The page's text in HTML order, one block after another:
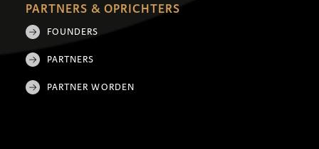
PARTNERS & OPRICHTERS
FOUNDERS
PARTNERS
PARTNER WORDEN